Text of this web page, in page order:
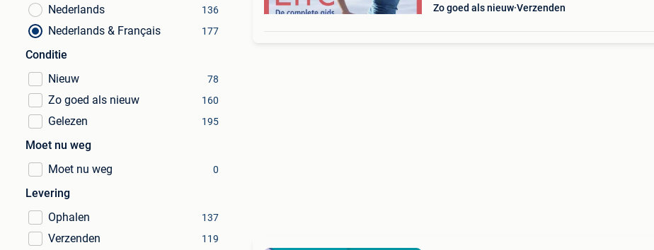
Nederlands 136
Nederlands & Français 177
Conditie
Nieuw
78
Zo goed als nieuw 160
Gelezen 195
Moet nu weg
Moet nu weg
0
Levering
Ophalen
137
Verzenden 119
Zo goed als nieuw Verzenden